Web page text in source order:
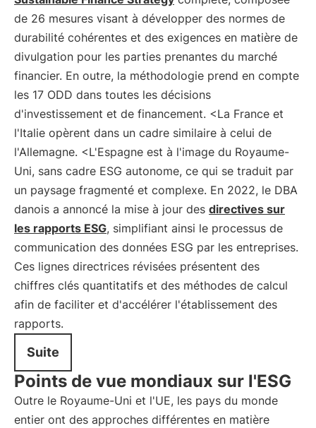
de 26 mesures visant à développer des normes de
durabilité cohérentes et des exigences en matière de
divulgation pour les parties prenantes du marché
financier. En outre, la méthodologie prend en compte
les 17 ODD dans toutes les décisions
d'investissement et de financement. <La France et
l'Italie opèrent dans un cadre similaire à celui de
l'Allemagne. <L'Espagne est à l'image du Royaume-
Uni, sans cadre ESG autonome, ce qui se traduit par
un paysage fragmenté et complexe. En 2022, le DBA
danois a annoncé la mise à jour des directives sur
les rapports ESG, simplifiant ainsi le processus de
communication des données ESG par les entreprises.
Ces lignes directrices révisées présentent des
chiffres clés quantitatifs et des méthodes de calcul
afin de faciliter et d'accélérer l'établissement des
rapports.
Suite
Points de vue mondiaux sur l'ESG
Outre le Royaume-Uni et l'UE, les pays du monde
entier ont des approches différentes en matière